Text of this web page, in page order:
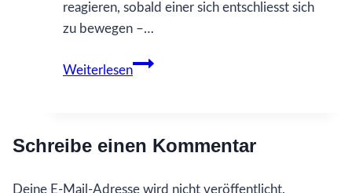
reagieren, sobald einer sich entschliesst sich
zu bewegen –…
Weiterlesen
Familienstellen
Schreibe einen Kommentar
Deine E-Mail-Adresse wird nicht veröffentlicht.